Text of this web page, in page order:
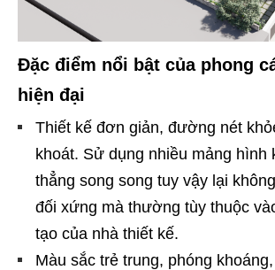
Đặc điểm nổi bật của phong
hiện đại
Thiết kế đơn giản, đường nét
khoát. Sử dụng nhiều mảng hình
thẳng song song tuy vậy lại
đối xứng mà thường tùy thuộc
tạo của nhà thiết kế.
Màu sắc trẻ trung, phóng